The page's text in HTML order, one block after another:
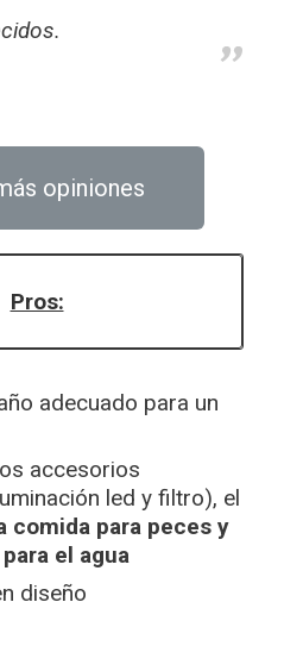
opiniones
Pros:
adecuado para un
accesorios
led y filtro), el
comida para peces y
el agua
diseño